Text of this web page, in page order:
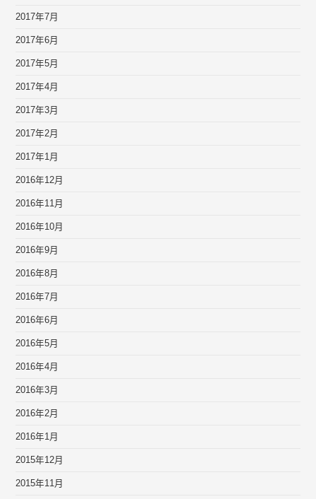
2017年7月
2017年6月
2017年5月
2017年4月
2017年3月
2017年2月
2017年1月
2016年12月
2016年11月
2016年10月
2016年9月
2016年8月
2016年7月
2016年6月
2016年5月
2016年4月
2016年3月
2016年2月
2016年1月
2015年12月
2015年11月